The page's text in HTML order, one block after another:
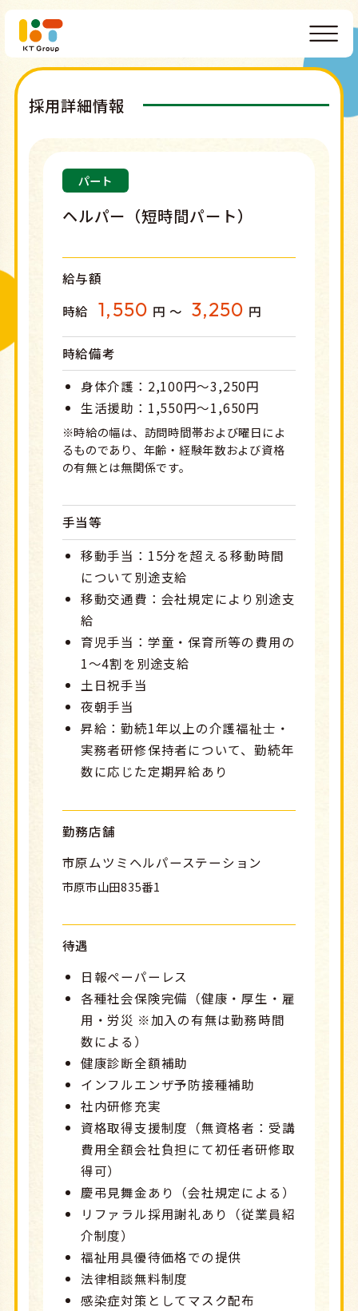
採用詳細情報
パート
ヘルパー（短時間パート）
給与額
時給
1,550 円 〜 3,250 円
時給備考
身体介護：2,100円～3,250円
生活援助：1,550円～1,650円
※時給の幅は、訪問時間帯および曜日によ
るものであり、年齢・経験年数および資格
の有無とは無関係です。
手当等
移動手当：15分を超える移動時間
について別途支給
移動交通費：会社規定により別途支
給
育児手当：学童・保育所等の費用の
1～4割を別途支給
土日祝手当
夜朝手当
昇給：勤続1年以上の介護福祉士・
実務者研修保持者について、勤続年
数に応じた定期昇給あり
勤務店舗
市原ムツミヘルパーステーション
市原市山田835番1
待遇
日報ペーパーレス
各種社会保険完備（健康・厚生・雇
用・労災 ※加入の有無は勤務時間
数による）
健康診断全額補助
インフルエンザ予防接種補助
社内研修充実
資格取得支援制度（無資格者：受講
費用全額会社負担にて初任者研修取
得可）
慶弔見舞金あり（会社規定による）
リファラル採用謝礼あり（従業員紹
介制度）
福祉用具優待価格での提供
法律相談無料制度
感染症対策としてマスク配布